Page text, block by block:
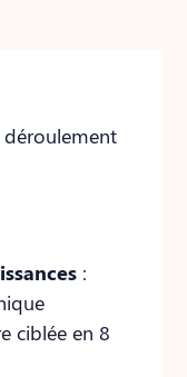
:
ciblée en 8